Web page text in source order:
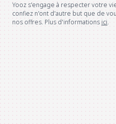
Yooz s'engage à respecter votre
confiez n'ont d'autre but que de
nos offres. Plus d'informations ici.